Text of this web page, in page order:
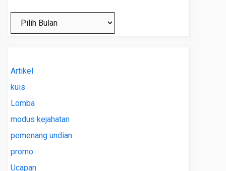
Artikel
kuis
Lomba
modus kejahatan
pemenang undian
promo
Ucapan